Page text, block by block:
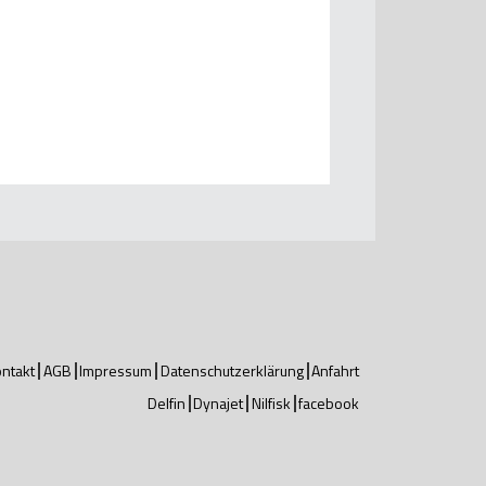
AGB Impressum Datenschutzerklärung Anfahrt
Delfin Dynajet Nilfisk facebook